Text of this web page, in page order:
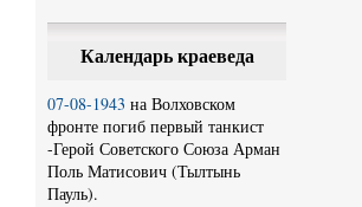
Календарь краеведа
07-08-1943 на Волховском
фронте погиб первый танкист
-Герой Советского Союза Арман
Поль Матисович (Тылтынь
Пауль).